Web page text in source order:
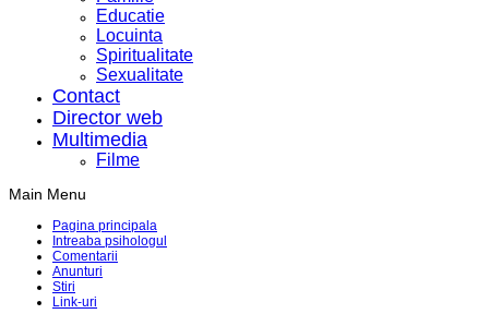
Educatie
Locuinta
Spiritualitate
Sexualitate
Contact
Director web
Multimedia
Filme
Main Menu
Pagina principala
Intreaba psihologul
Comentarii
Anunturi
Stiri
Link-uri